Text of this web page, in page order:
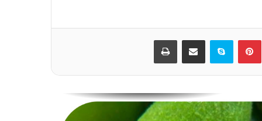
لینکدین ‫پین‌ترست اسکایپ اشتراک گذاری از طریق ایمیلماه رومی ایار